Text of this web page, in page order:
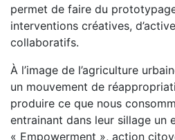
permet de faire du
interventions créatives,
collaboratifs.
À l’image de l’agriculture
un mouvement de
produire ce que nous
entrainant dans leur sillage un
« Empowerment », action